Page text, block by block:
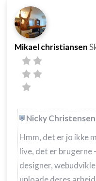
Mikael christiansen
Nicky
Hmm, det er jo ikke
live, det er brugerne
designer,